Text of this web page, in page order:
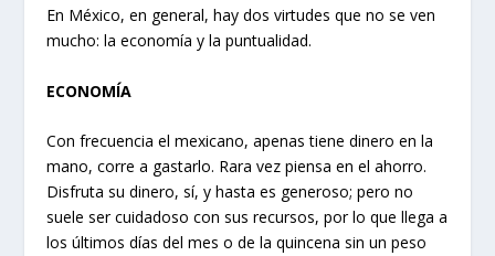
En México, en general, hay dos virtudes que no se ven
mucho: la economía y la puntualidad.
ECONOMÍA
Con frecuencia el mexicano, apenas tiene dinero en la
mano, corre a gastarlo. Rara vez piensa en el ahorro.
Disfruta su dinero, sí, y hasta es generoso; pero no
suele ser cuidadoso con sus recursos, por lo que llega a
los últimos días del mes o de la quincena sin un peso